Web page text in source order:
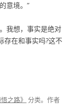
意境。”
我想，事实是绝对
存在和事实吗?这不
之路》 分类。 作者